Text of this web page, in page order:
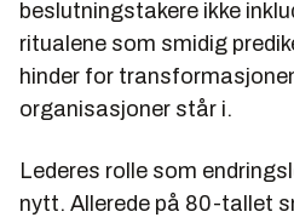
beslutningstakere ikke
ritualene som smidig
hinder for
organisasjoner står i.
Lederes rolle som
nytt. Allerede på 80-tallet